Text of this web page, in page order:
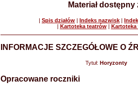
Materiał dostępny
| Spis działów | Indeks nazwisk |
| Kartoteka teatrów|
INFORMACJE SZCZEGÓŁOWE O
Tytuł: Horyzonty
Opracowane roczniki